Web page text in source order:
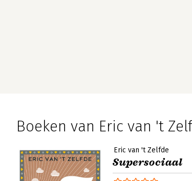
Boeken van Eric van 't
Eric van 't Zelfde
Supersociaal